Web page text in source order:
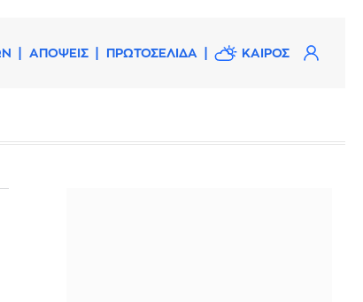
ΑΠΟΨΕΙΣ ΠΡΩΤΟΣΕΛΙΔΑ ΚΑΙΡΟΣ